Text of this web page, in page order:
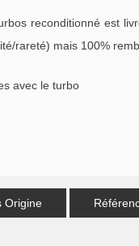
reconditionné est
rareté) mais 100%
avec le turbo
Origine